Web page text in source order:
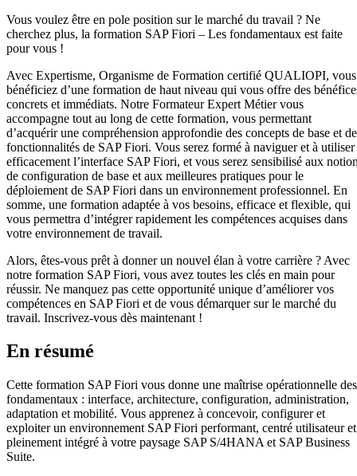
Vous voulez être en pole position sur le marché du travail ? Ne
cherchez plus, la formation SAP Fiori – Les fondamentaux est faite
pour vous !
Avec Expertisme, Organisme de Formation certifié QUALIOPI, vous
bénéficiez d’une formation de haut niveau qui vous offre des
concrets et immédiats. Notre Formateur Expert Métier vous
accompagne tout au long de cette formation, vous permettant
d’acquérir une compréhension approfondie des concepts de base et
fonctionnalités de SAP Fiori. Vous serez formé à naviguer et à utiliser
efficacement l’interface SAP Fiori, et vous serez sensibilisé aux
de configuration de base et aux meilleures pratiques pour le
déploiement de SAP Fiori dans un environnement professionnel. En
somme, une formation adaptée à vos besoins, efficace et flexible, qui
vous permettra d’intégrer rapidement les compétences acquises dans
votre environnement de travail.
Alors, êtes-vous prêt à donner un nouvel élan à votre carrière ? Avec
notre formation SAP Fiori, vous avez toutes les clés en main pour
réussir. Ne manquez pas cette opportunité unique d’améliorer vos
compétences en SAP Fiori et de vous démarquer sur le marché du
travail. Inscrivez-vous dès maintenant !
En résumé
Cette formation SAP Fiori vous donne une maîtrise opérationnelle des
fondamentaux : interface, architecture, configuration, administration,
adaptation et mobilité. Vous apprenez à concevoir, configurer et
exploiter un environnement SAP Fiori performant, centré utilisateur et
pleinement intégré à votre paysage SAP S/4HANA et SAP Business
Suite.